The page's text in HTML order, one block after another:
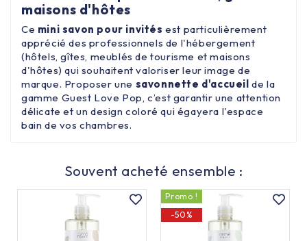
maisons d'hôtes
Ce mini savon pour invités est particulièrement
apprécié des professionnels de l'hébergement
(hôtels, gîtes, meublés de tourisme et maisons
d'hôtes) qui souhaitent valoriser leur image de
marque. Proposer une savonnette d'accueil de la
gamme Guest Love Pop, c’est garantir une attention
délicate et un design coloré qui égayera l'espace
bain de vos chambres.
Souvent acheté ensemble :
Promo !
-50%